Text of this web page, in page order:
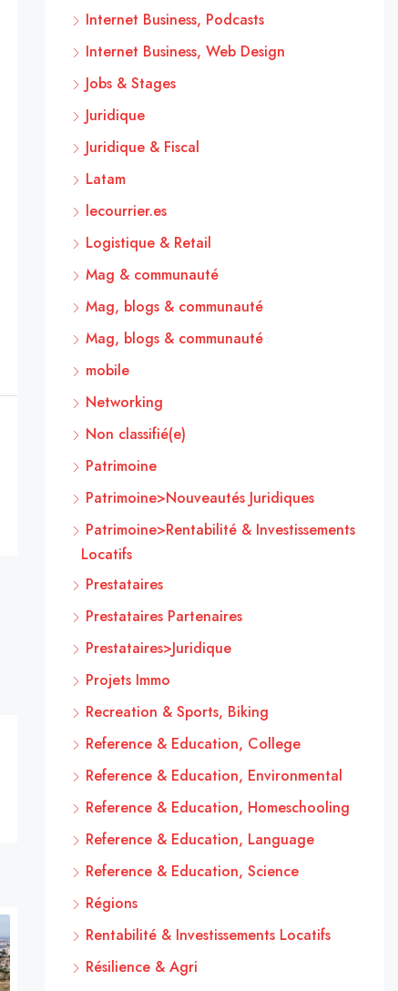
Internet Business, Podcasts
Internet Business, Web Design
Jobs & Stages
Juridique
Juridique & Fiscal
Latam
lecourrier.es
Logistique & Retail
Mag & communauté
Mag, blogs & communauté
Mag, blogs & communauté
mobile
Networking
Non classifié(e)
Patrimoine
Patrimoine>Nouveautés Juridiques
Patrimoine>Rentabilité & Investissements
Locatifs
Prestataires
Prestataires Partenaires
Prestataires>Juridique
Projets Immo
Recreation & Sports, Biking
Reference & Education, College
Reference & Education, Environmental
Reference & Education, Homeschooling
Reference & Education, Language
Reference & Education, Science
Régions
Rentabilité & Investissements Locatifs
Résilience & Agri